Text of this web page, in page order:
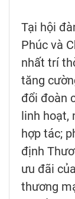
Tại hội
Phúc và
nhất trí
tăng
đổi đoàn
linh hoạt,
hợp tác;
định
ưu đãi
thương